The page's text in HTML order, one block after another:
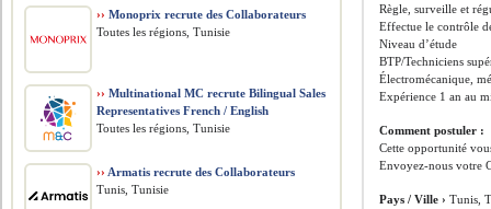
Règle, surveille et
Effectue le contrôle
Niveau d’étude
BTP/Techniciens
Électromécanique,
Expérience 1 an au
Comment postuler :
Cette opportunité
Envoyez-nous votre
Pays / Ville › Tunis,
›› Monoprix recrute des Collaborateurs
Toutes les régions, Tunisie
›› Multinational MC recrute Bilingual Sales
Representatives French / English
Toutes les régions, Tunisie
›› Armatis recrute des Collaborateurs
Tunis, Tunisie